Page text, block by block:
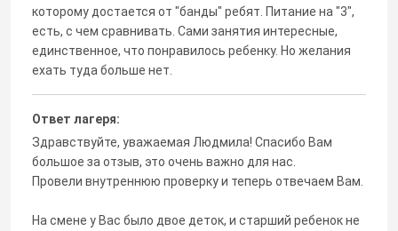
которому достается от "банды" ребят. Питание на "3",
есть, с чем сравнивать. Сами занятия интересные,
единственное, что понравилось ребенку. Но желания
ехать туда больше нет.
Ответ лагеря:
Здравствуйте, уважаемая Людмила! Спасибо Вам
большое за отзыв, это очень важно для нас.
Провели внутреннюю проверку и теперь отвечаем Вам.
На смене у Вас было двое деток, и старший ребенок не